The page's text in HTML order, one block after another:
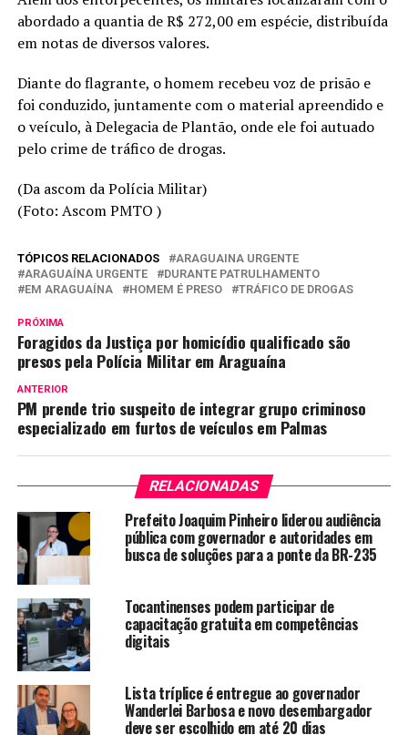
abordado a quantia de R$ 272,00 em espécie, distribuída
em notas de diversos valores.
Diante do flagrante, o homem recebeu voz de prisão e
foi conduzido, juntamente com o material apreendido e
o veículo, à Delegacia de Plantão, onde ele foi autuado
pelo crime de tráfico de drogas.
(Da ascom da Polícia Militar)
(Foto: Ascom PMTO )
TÓPICOS RELACIONADOS
ARAGUAINA URGENTE
ARAGUAÍNA URGENTE
DURANTE PATRULHAMENTO
EM ARAGUAÍNA
HOMEM É PRESO TRÁFICO DE DROGAS
PRÓXIMA
Foragidos da Justiça por homicídio qualificado são
presos pela Polícia Militar em Araguaína
ANTERIOR
PM prende trio suspeito de integrar grupo criminoso
especializado em furtos de veículos em Palmas
RELACIONADAS
Prefeito Joaquim Pinheiro liderou audiência
pública com governador e autoridades em
busca de soluções para a ponte da BR-235
Tocantinenses podem participar de
capacitação gratuita em competências
digitais
Lista tríplice é entregue ao governador
Wanderlei Barbosa e novo desembargador
deve ser escolhido em até 20 dias